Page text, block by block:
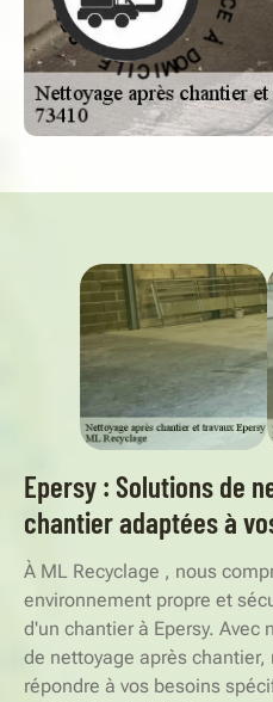
S
E
R
V
I
C
E D
O
M
I
C
I
L
E
-
Epersy : Solutions de
chantier adaptées à
À ML Recyclage , nous
environnement propre et
d'un chantier à Epersy.
de nettoyage après
répondre à vos besoins